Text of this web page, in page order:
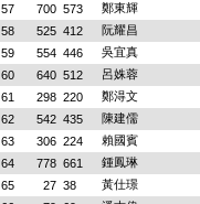
57
700 573
鄭東輝
58
525 412
阮耀昌
59
554 446
吳宜真
60
640 512
呂姝蓉
61
298 220
鄭淂文
62
542 435
陳建儒
63
306 224
賴國賓
64
778 661
鍾鳳琳
65
27 38
黃仕璟